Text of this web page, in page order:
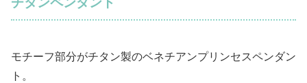
モチーフ部分がチタン製のベネチアンプリンセスペンダン
ト。